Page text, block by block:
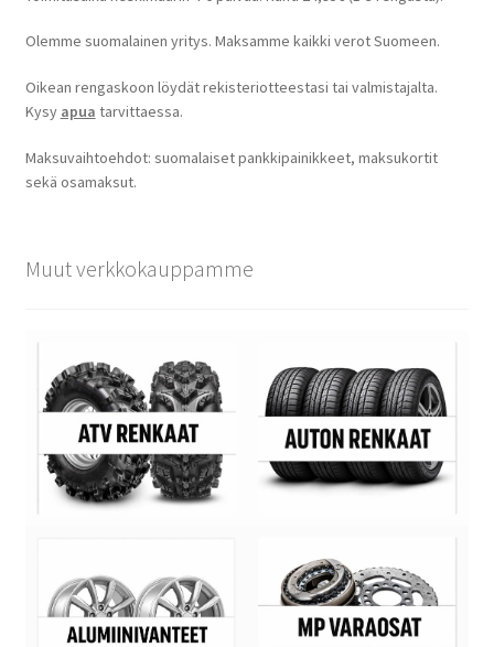
Olemme suomalainen yritys. Maksamme kaikki verot Suomeen.
Oikean rengaskoon löydät rekisteriotteestasi tai valmistajalta.
Kysy apua tarvittaessa.
Maksuvaihtoehdot: suomalaiset pankkipainikkeet, maksukortit
sekä osamaksut.
Muut verkkokauppamme